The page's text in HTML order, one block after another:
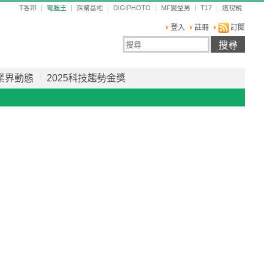
T客邦 電腦王 採購基地 DIGIPHOTO MF變型男 T17 透視鏡
登入 註冊 訂閱
界動態 2025科技趨勢金獎